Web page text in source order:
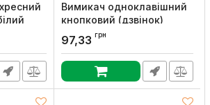
Erste
Вимикач одноклавішний
кнопковий (дзвінок)
білий серія Triumph,
Erste, Erste
Артикул:9202-00,W
97,33 грн